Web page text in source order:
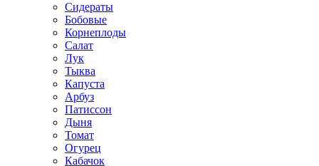
Сидераты
Бобовые
Корнеплоды
Салат
Лук
Тыква
Капуста
Арбуз
Патиссон
Дыня
Томат
Огурец
Кабачок